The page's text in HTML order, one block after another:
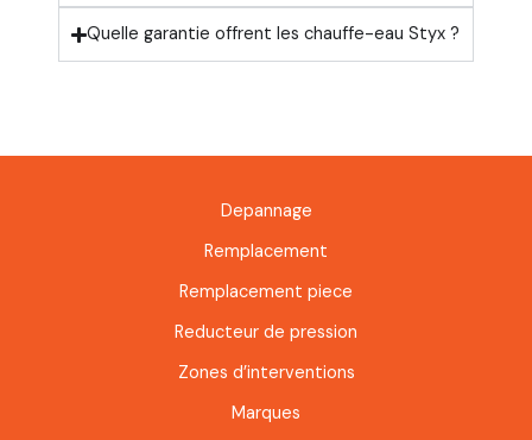
Quelle garantie offrent les chauffe-eau Styx ?
Depannage
Remplacement
Remplacement piece
Reducteur de pression
Zones d’interventions
Marques